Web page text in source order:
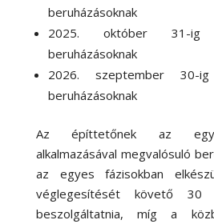
beruházásoknak
2025. október 31-ig
beruházásoknak
2026. szeptember 30-
beruházásoknak
Az építtetőnek az
alkalmazásával megvalósuló
az egyes fázisokban
véglegesítését követő
beszolgáltatnia, míg a